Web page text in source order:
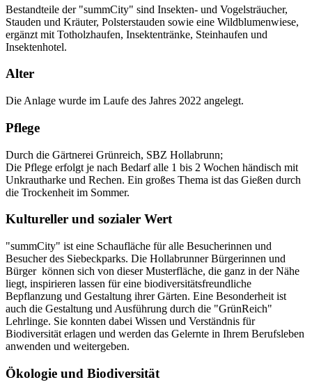
Bestandteile der "summCity" sind Insekten- und Vogelsträucher,
Stauden und Kräuter, Polsterstauden sowie eine Wildblumenwiese,
ergänzt mit Totholzhaufen, Insektentränke, Steinhaufen und
Insektenhotel.
Alter
Die Anlage wurde im Laufe des Jahres 2022 angelegt.
Pflege
Durch die Gärtnerei Grünreich, SBZ Hollabrunn;
Die Pflege erfolgt je nach Bedarf alle 1 bis 2 Wochen händisch mit
Unkrautharke und Rechen. Ein großes Thema ist das Gießen durch
die Trockenheit im Sommer.
Kultureller und sozialer Wert
"summCity" ist eine Schaufläche für alle Besucherinnen und
Besucher des Siebeckparks. Die Hollabrunner Bürgerinnen und
Bürger können sich von dieser Musterfläche, die ganz in der Nähe
liegt, inspirieren lassen für eine biodiversitätsfreundliche
Bepflanzung und Gestaltung ihrer Gärten. Eine Besonderheit ist
auch die Gestaltung und Ausführung durch die "GrünReich"
Lehrlinge. Sie konnten dabei Wissen und Verständnis für
Biodiversität erlagen und werden das Gelernte in Ihrem Berufsleben
anwenden und weitergeben.
Ökologie und Biodiversität